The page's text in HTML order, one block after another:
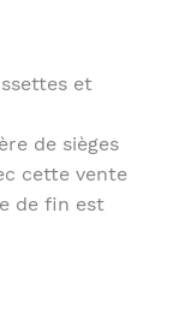
et
de sièges
cette vente
de fin est